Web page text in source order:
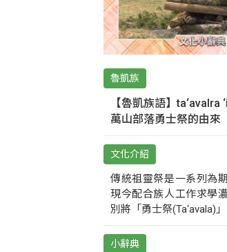
魯凱族
【魯凱族語】ta‘avalra
萬山部落勇士祭的由來
文化介紹
傳統祖靈祭是一系列為
現今配合族人工作求學
別將「勇士祭(Ta‘avala)
小辭典